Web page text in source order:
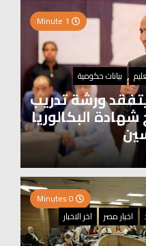
بيانات حكومية
يتفقد ورشة تدريب
البكالوريا
اخبار مصر
اخر الاخبار